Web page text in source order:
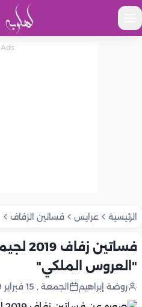
الرئيسية عرايس فساتين الزفاف
"العروس الملكي"
روضة إبراهيم الجمعة , 15 فبراير 2019 ,8:57 ص